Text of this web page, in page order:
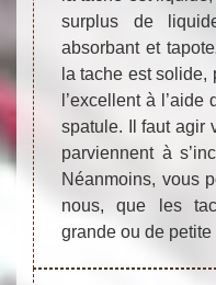
surplus de
absorbant et
la tache est solide,
l’excellent à l’aide
spatule. Il faut agir
parviennent à
Néanmoins, vous
nous, que les
grande ou de petite